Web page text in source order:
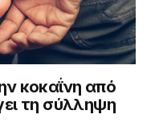
κοκαΐνη από
τη σύλληψη